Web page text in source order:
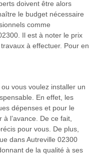
doivent être alors
le budget nécessaire
comme
Il est à noter le prix
à effectuer. Pour en
vous voulez installer un
En effet, les
dépenses et pour le
l’avance. De ce fait,
pour vous. De plus,
dans Autreville 02300
de la qualité à ses